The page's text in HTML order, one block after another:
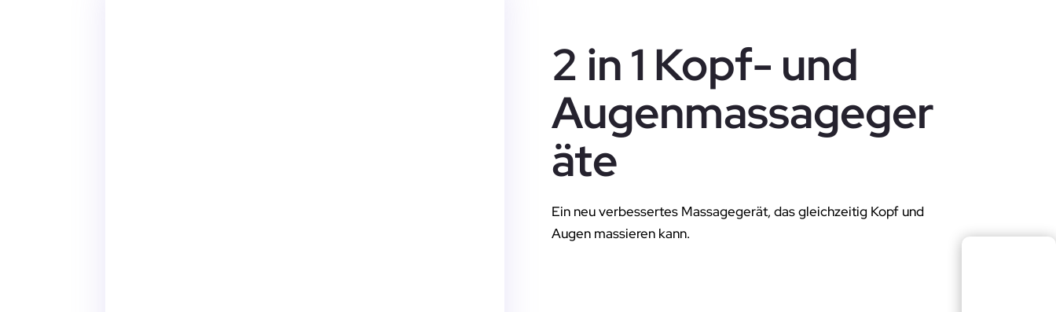
2 in 1 Kopf- und
Augenmassageger
äte
Ein neu verbessertes Massagegerät, das gleichzeitig Kopf und
Augen massieren kann.